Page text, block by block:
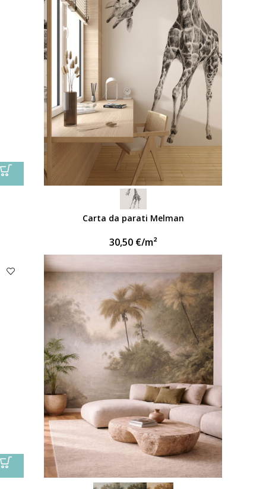
Carta da parati Melman
30,50 €/m²